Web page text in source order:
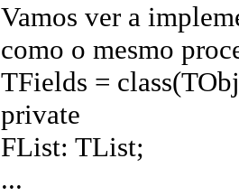
Vamos ver a
como o mesmo
TFields =
private
FList: TList;
...